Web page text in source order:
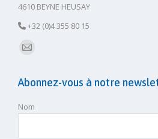
4610 BEYNE HEUSAY
+32 (0)4 355 80 15
E-
Abonnez-vous à notre
Nom